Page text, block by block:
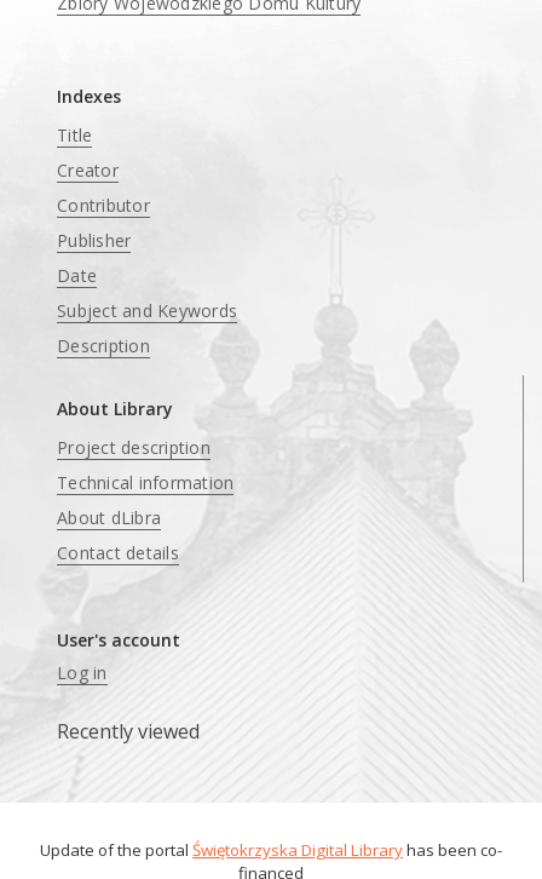
Indexes
Title
Creator
Contributor
Publisher
Date
Subject and Keywords
Description
About Library
Project description
Technical information
About dLibra
Contact details
User's account
Log in
Recently viewed
Update of the portal Świętokrzyska Digital Libraryhas been co-
financed